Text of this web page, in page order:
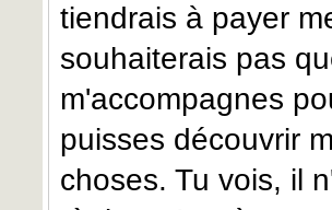
tiendrais à payer
souhaiterais pas
m'accompagnes
puisses découvrir
choses. Tu vois, il